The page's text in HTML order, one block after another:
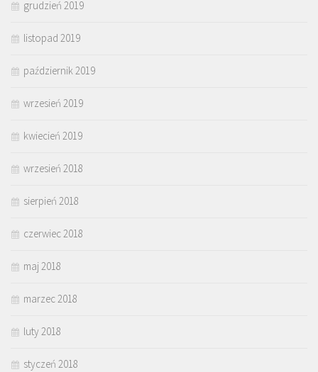
grudzień 2019
listopad 2019
październik 2019
wrzesień 2019
kwiecień 2019
wrzesień 2018
sierpień 2018
czerwiec 2018
maj 2018
marzec 2018
luty 2018
styczeń 2018